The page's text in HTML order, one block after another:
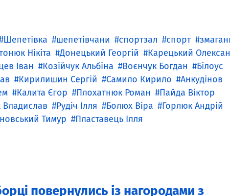
Шепетівка шепетівчани спортзал спорт
Нікіта Донецький Георгій
Карецький
Іван Козійчук Альбіна Воєнчук Богдан
Білоус
Кирилишин Сергій Самило Кирило
Анкудінов
Калита Єгор Плохатнюк Роман
Пайда Віктор
Владислав Рудіч Ілля Болюх Віра
Горлюк Андрій
Тимур
Пластавець Ілля
повернулись із нагородами з